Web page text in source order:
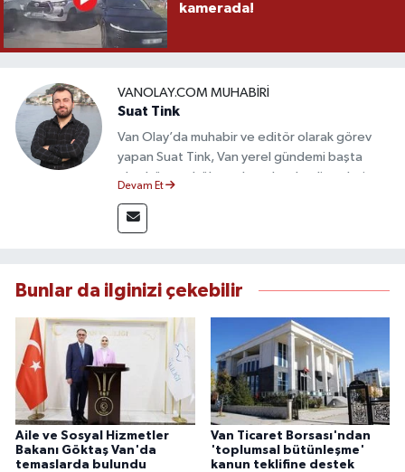
kamerada!
VANOLAY.COM MUHABIRI
Suat Tink
Van Olay’da muhabir ve editör olarak görev
yapan Suat Tink, Van yerel gündemi başta
olmak üzere bölgesel ve ulusal gelişmeleri
mezunu olan Tink, sahadan edindiği bilgilerle
doğruluk, tarafsızlık ve etik ilkeler
Devam Et
Bunlar da ilginizi çekebilir
Aile ve Sosyal Hizmetler
Bakanı Göktaş Van'da
temaslarda bulundu
Van Ticaret Borsası'ndan
'toplumsal bütünleşme'
kanun teklifine destek